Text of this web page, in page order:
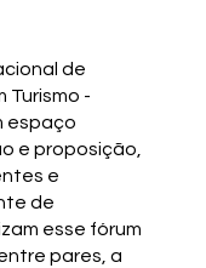
de
Turismo -
espaço
e proposição,
e
de
esse fórum
pares, a